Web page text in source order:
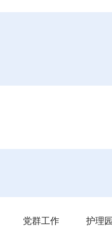
党群工作 护理